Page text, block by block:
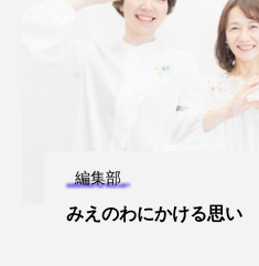
編集部
みえのわにかける思い